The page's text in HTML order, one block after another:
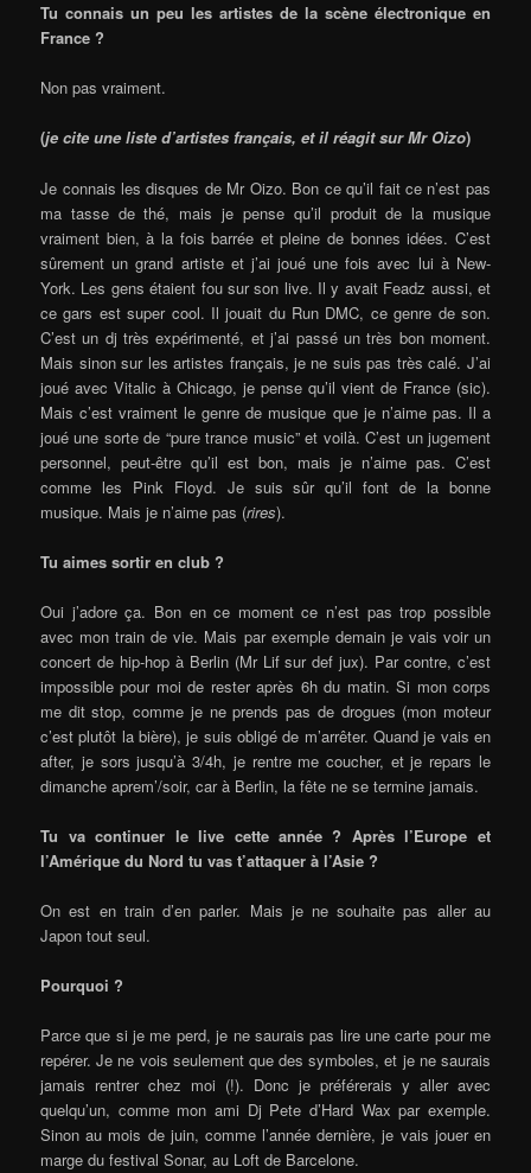
Tu connais un peu les artistes de la scène électronique en
France ?
Non pas vraiment.
(je cite une liste d’artistes français, et il réagit sur Mr Oizo)
Je connais les disques de Mr Oizo. Bon ce qu’il fait ce n’est pas
ma tasse de thé, mais je pense qu’il produit de la musique
vraiment bien, à la fois barrée et pleine de bonnes idées. C’est
sûrement un grand artiste et j’ai joué une fois avec lui à New-
York. Les gens étaient fou sur son live. Il y avait Feadz aussi, et
ce gars est super cool. Il jouait du Run DMC, ce genre de son.
C’est un dj très expérimenté, et j’ai passé un très bon moment.
Mais sinon sur les artistes français, je ne suis pas très calé. J’ai
joué avec Vitalic à Chicago, je pense qu’il vient de France (sic).
Mais c’est vraiment le genre de musique que je n’aime pas. Il a
joué une sorte de “pure trance music” et voilà. C’est un jugement
personnel, peut-être qu’il est bon, mais je n’aime pas. C’est
comme les Pink Floyd. Je suis sûr qu’il font de la bonne
musique. Mais je n’aime pas (rires).
Tu aimes sortir en club ?
Oui j’adore ça. Bon en ce moment ce n’est pas trop possible
avec mon train de vie. Mais par exemple demain je vais voir un
concert de hip-hop à Berlin (Mr Lif sur def jux). Par contre, c’est
impossible pour moi de rester après 6h du matin. Si mon corps
me dit stop, comme je ne prends pas de drogues (mon moteur
c’est plutôt la bière), je suis obligé de m’arrêter. Quand je vais en
after, je sors jusqu’à 3/4h, je rentre me coucher, et je repars le
dimanche aprem’/soir, car à Berlin, la fête ne se termine jamais.
Tu va continuer le live cette année ? Après l’Europe et
l’Amérique du Nord tu vas t’attaquer à l’Asie ?
On est en train d’en parler. Mais je ne souhaite pas aller au
Japon tout seul.
Pourquoi ?
Parce que si je me perd, je ne saurais pas lire une carte pour me
repérer. Je ne vois seulement que des symboles, et je ne saurais
jamais rentrer chez moi (!). Donc je préférerais y aller avec
quelqu’un, comme mon ami Dj Pete d’Hard Wax par exemple.
Sinon au mois de juin, comme l’année dernière, je vais jouer en
marge du festival Sonar, au Loft de Barcelone.